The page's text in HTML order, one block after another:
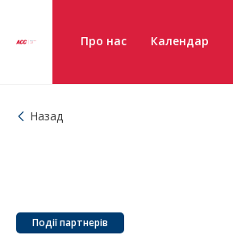
Про нас Календар
Назад
Події партнерів